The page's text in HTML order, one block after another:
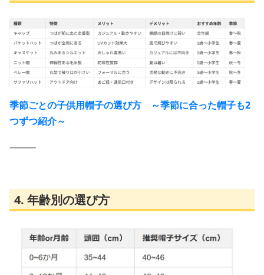
季節ごとの子供用帽子の選び方 ～季節に合った帽子も2
つずつ紹介～
⸻
4. 年齢別の選び方